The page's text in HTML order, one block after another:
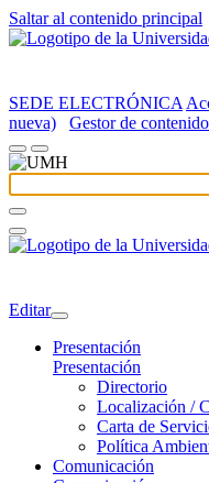
Saltar al contenido principal
SEDE ELECTRÓNICA
nueva)
Gestor de
Editar
Presentación
Presentación
Directorio
Localización /
Carta de
Política
Comunicación